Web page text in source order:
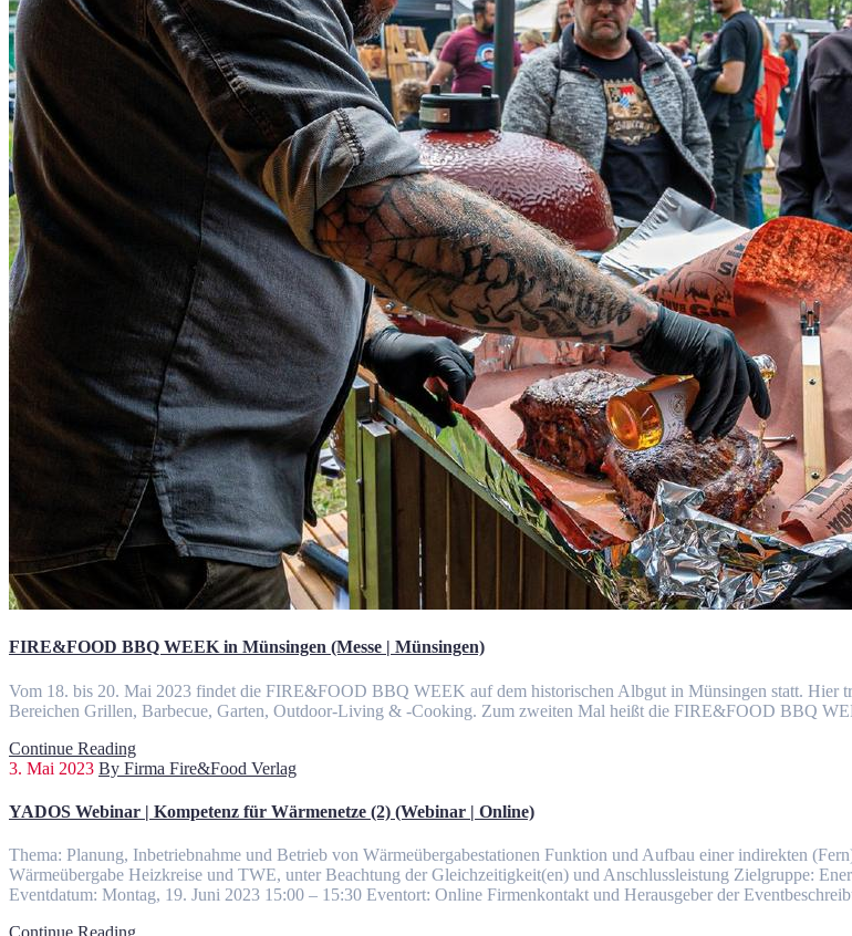
FIRE&FOOD BBQ WEEK in Münsingen (Messe | Münsingen)
Vom 18. bis 20. Mai 2023 findet die FIRE&FOOD BBQ WEEK auf dem historischen Albgut in Münsingen statt. Hier
Bereichen Grillen, Barbecue, Garten, Outdoor-Living & -Cooking. Zum zweiten Mal heißt die FIRE&FOOD BBQ
Continue Reading
3. Mai 2023 By Firma Fire&Food Verlag
YADOS Webinar | Kompetenz für Wärmenetze (2) (Webinar | Online)
Thema: Planung, Inbetriebnahme und Betrieb von Wärmeübergabestationen Funktion und Aufbau einer indirekten
Wärmeübergabe Heizkreise und TWE, unter Beachtung der Gleichzeitigkeit(en) und Anschlussleistung Zielgruppe:
Eventdatum: Montag, 19. Juni 2023 15:00 – 15:30 Eventort: Online Firmenkontakt und Herausgeber der